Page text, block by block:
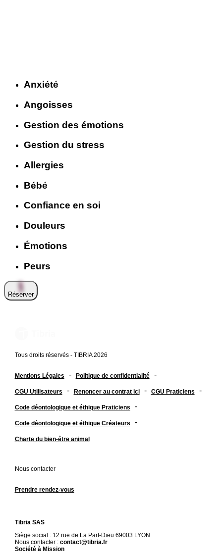
Anxiété
Angoisses
Gestion des émotions
Gestion du stress
Allergies
Bébé
Confiance en soi
Douleurs
Émotions
Peurs
Réserver
Tous droits réservés - TIBRIA 2026
Mentions Légales - Politique de confidentialité -
CGU Utilisateurs - Renoncer au contrat ici - CGU Praticiens -
Code déontologique et éthique Praticiens -
Code déontologique et éthique Créateurs -
Charte du bien-être animal
Nous contacter
Prendre rendez-vous
Tibria SAS
Siège social : 12 rue de La Part-Dieu 69003 LYON
Nous contacter : contact@tibria.fr
Société à Mission